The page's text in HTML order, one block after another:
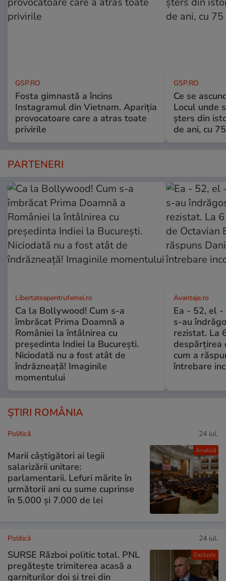
GSP.RO
Fosta gimnastă a încins
Instagramul din Vietnam. Apariția
provocatoare care a atras toate
privirile
GSP.RO
Ce se
Locul unde
șters din
de ani, cu
PARTENERI
Libertateapentrufemei.ro
Ca la Bollywood! Cum s-a
îmbrăcat Prima Doamnă a
României la întâlnirea cu
președinta Indiei la București.
Niciodată nu a fost atât de
îndrăzneață! Imaginile
momentului
Avantaje.ro
Ea - 52, el -
s-au
rezistat. La
despărțirea
cum a
întrebare
ȘTIRI ROMÂNIA
Analiză
Politică 24 iul.
Marii câștigători ai legii
salarizării unitare:
parlamentarii. Lefuri mărite în
următorii ani cu sume cuprinse
în 5.000 și 7.000 de lei
Exclusiv
Politică 24 iul.
SURSE Război politic total. PNL
pregătește trimiterea acasă a
garniturilor doi și trei din